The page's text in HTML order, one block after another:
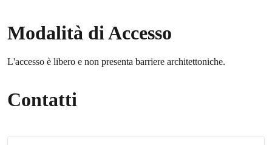
Modalità di Accesso
L'accesso è libero e non presenta barriere architettoniche.
Contatti